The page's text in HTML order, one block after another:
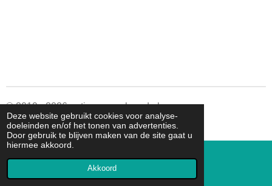
Deze website gebruikt cookies voor analyse-
doeleinden en/of het tonen van advertenties.
Door gebruik te blijven maken van de site gaat u
hiermee akkoord.
Akkoord
© 2019 - 2026 autismespeelgoed.nl
Powered byJouwWeb
E-mailadres